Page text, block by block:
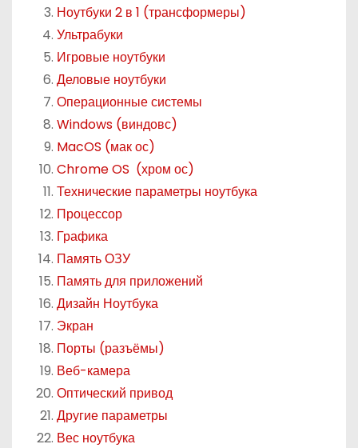
Ноутбуки 2 в 1 (трансформеры)
Ультрабуки
Игровые ноутбуки
Деловые ноутбуки
Операционные системы
Windows (виндовс)
MacOS (мак ос)
Chrome OS (хром ос)
Технические параметры ноутбука
Процессор
Графика
Память ОЗУ
Память для приложений
Дизайн Ноутбука
Экран
Порты (разъёмы)
Веб-камера
Оптический привод
Другие параметры
Вес ноутбука